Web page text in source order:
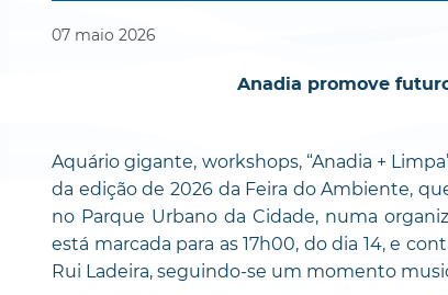
07 maio 2026
Anadia promove
Aquário gigante, workshops, “Anadia +
da edição de 2026 da Feira do Ambiente,
no Parque Urbano da Cidade, numa
está marcada para as 17h00, do dia 14, e
Rui Ladeira, seguindo-se um momento